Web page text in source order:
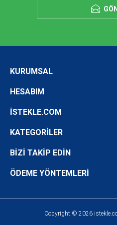
KURUMSAL
HESABIM
İSTEKLE.COM
KATEGORİLER
BİZİ TAKİP EDİN
ÖDEME YÖNTEMLERİ
Copyright © 2026